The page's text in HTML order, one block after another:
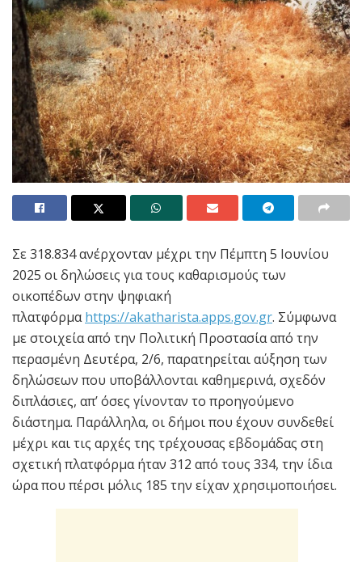
Σε 318.834 ανέρχονταν μέχρι την Πέμπτη 5 Ιουνίου
2025 οι δηλώσεις για τους καθαρισμούς των
οικοπέδων στην ψηφιακή
πλατφόρμαhttps://akatharista.apps.gov.gr. Σύμφωνα
με στοιχεία από την Πολιτική Προστασία από την
περασμένη Δευτέρα, 2/6, παρατηρείται αύξηση των
δηλώσεων που υποβάλλονται καθημερινά, σχεδόν
διπλάσιες, απ’ όσες γίνονταν το προηγούμενο
διάστημα. Παράλληλα, οι δήμοι που έχουν συνδεθεί
μέχρι και τις αρχές της τρέχουσας εβδομάδας στη
σχετική πλατφόρμα ήταν 312 από τους 334, την ίδια
ώρα που πέρσι μόλις 185 την είχαν χρησιμοποιήσει.